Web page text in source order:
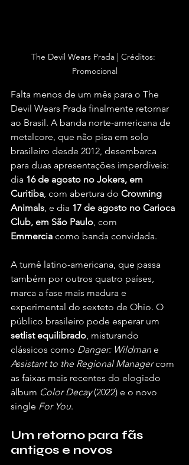
The Devil Wears Prada | Créditos:
Promocional
Falta menos de um mês para o The
Devil Wears Prada finalmente retornar
ao Brasil. A banda norte-americana de
metalcore, que não pisa em solo
brasileiro desde 2012, desembarca
para duas apresentações imperdíveis:
dia 16 de agosto no Jokers, em
Curitiba, com abertura do Crowning
Animals, e dia 17 de agosto no Carioca
Club, em São Paulo, com
Emmercia como banda convidada.
A turnê latino-americana, que passa
também por outros quatro países,
marca a fase mais madura e
experimental do sexteto de Ohio. O
público brasileiro pode esperar um
setlist equilibrado, misturando
clássicos como Danger: Wildman e
Assistant to the Regional Manager com
as faixas mais recentes do elogiado
álbum Color Decay (2022) e o novo
single For You.
Um retorno para fãs
antigos e novos